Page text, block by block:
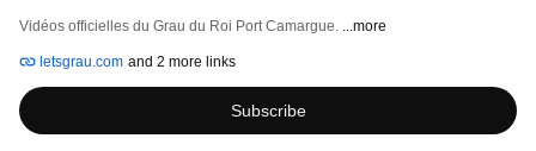
Vidéos officielles du Grau du Roi Port Camargue. ...more
letsgrau.com and 2 more links
Subscribe